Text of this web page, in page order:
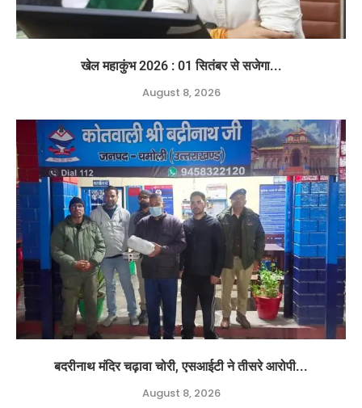
खेल महाकुंभ 2026 : 01 सितंबर से सजेगा...
August 8, 2026
बदरीनाथ मंदिर चढ़ावा चोरी, एसआईटी ने तीसरे आरोपी...
August 8, 2026